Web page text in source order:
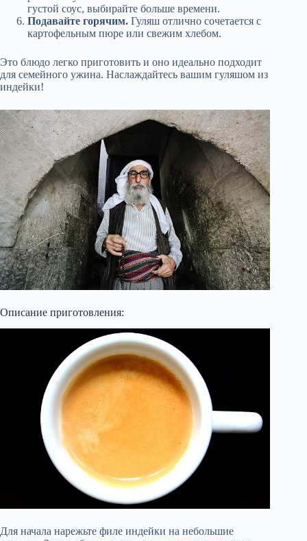
густой соус, выбирайте больше времени.
Подавайте горячим. Гуляш отлично сочетается с
картофельным пюре или свежим хлебом.
Это блюдо легко приготовить и оно идеально подходит
для семейного ужина. Наслаждайтесь вашим гуляшом из
индейки!
Описание приготовления:
Для начала нарежьте филе индейки на небольшие